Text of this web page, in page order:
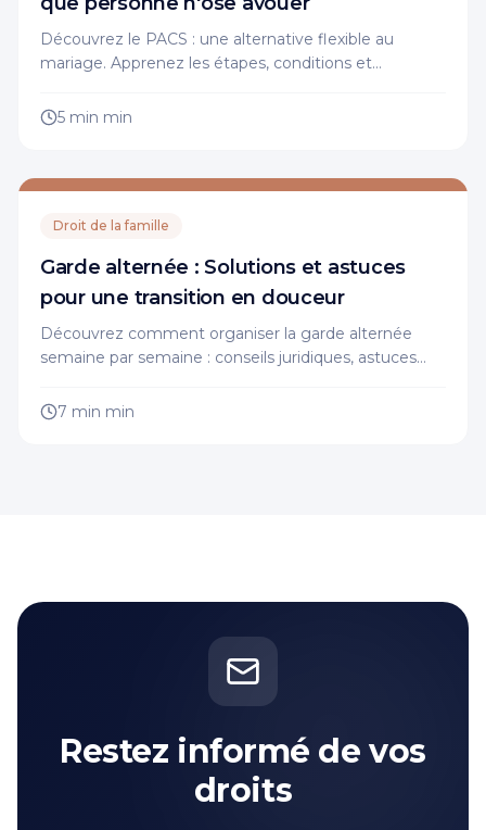
Découvrez le PACS : une alternative flexible au
mariage. Apprenez les étapes, conditions et
toute simplicité.
5 min min
Droit de la famille
Garde alternée : Solutions et astuces
pour une transition en douceur
Découvrez comment organiser la garde alternée
semaine par semaine : conseils juridiques, astuces
votre enfant.
7 min min
Restez informé de vos
droits